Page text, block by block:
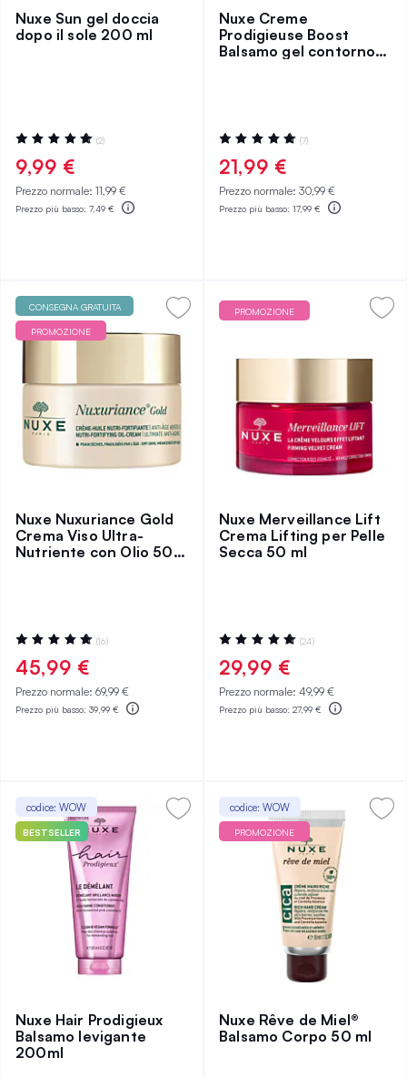
Nuxe Sun gel doccia
dopo il sole 200 ml
Valutazione:
100%
(2)
9,99 €
Prezzo normale: 11,99 €
Prezzo più basso: 7,49 €
Nuxe Creme
Prodigieuse Boost
Balsamo gel contorno
Valutazione:
100%
(7)
21,99 €
Prezzo normale: 30,99 €
Prezzo più basso: 17,99 €
CONSEGNA GRATUITA
PROMOZIONE
Nuxe Nuxuriance Gold
Crema Viso Ultra-
Nutriente con Olio 50
Valutazione:
96%
(16)
45,99 €
Prezzo normale: 69,99 €
Prezzo più basso: 39,99 €
PROMOZIONE
Nuxe Merveillance Lift
Crema Lifting per Pelle
Secca 50 ml
Valutazione:
99%
(24)
29,99 €
Prezzo normale: 49,99 €
Prezzo più basso: 27,99 €
codice: WOW
BESTSELLER
Nuxe Hair Prodigieux
Balsamo levigante
200ml
codice: WOW
PROMOZIONE
Nuxe Rêve de Miel®
Balsamo Corpo 50 ml